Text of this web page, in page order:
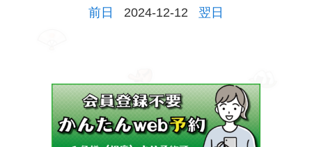
前日 2024-12-12 翌日